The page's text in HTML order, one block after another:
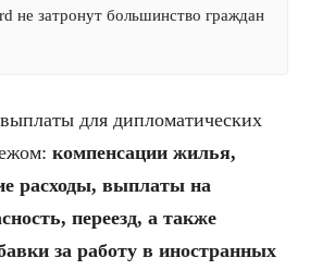
не затронут большинство граждан
для дипломатических
компенсации жилья,
расходы, выплаты на
переезд, а также
за работу в иностранных